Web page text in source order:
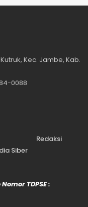
Kec. Jambe, Kab.
0088
Redaksi
Siber
TDPSE :